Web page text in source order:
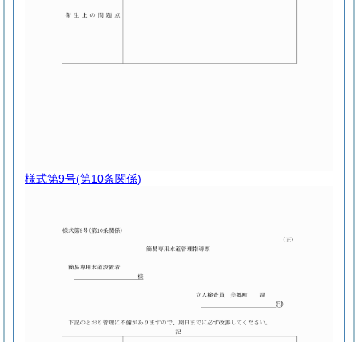
様式第9号(第10条関係)